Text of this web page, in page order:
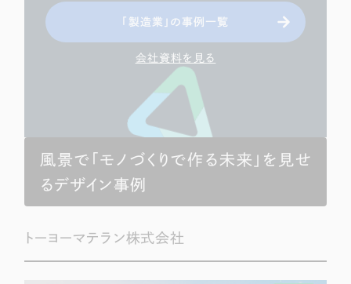
「製造業」の事例一覧
会社資料を見る
風景で「モノづくりで作る未来」を見せ
るデザイン事例
トーヨーマテラン株式会社